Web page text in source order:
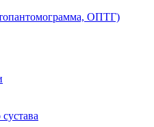
ОПТГ)